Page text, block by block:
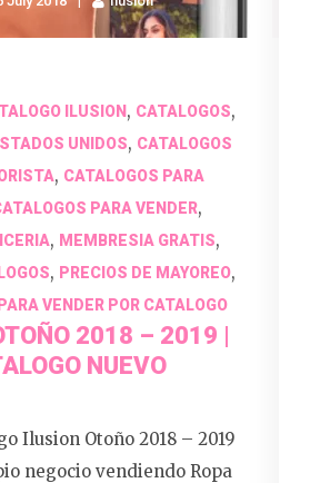
ILUSION, CATALOGOS,
UNIDOS, CATALOGOS
, CATALOGOS PARA
PARA VENDER,
, MEMBRESIA GRATIS,
, PRECIOS DE MAYOREO,
VENDER POR CATALOGO
2018 – 2019 |
NUEVO
Ilusion Otoño 2018 – 2019
negocio vendiendo Ropa